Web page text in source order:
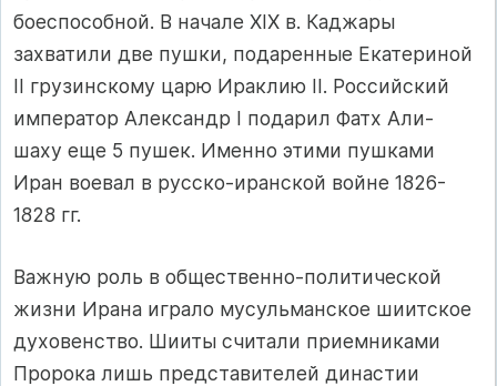
боеспособной. В начале XIX в. Каджары
захватили две пушки, подаренные Екатериной
II грузинскому царю Ираклию II. Российский
император Александр I подарил Фатх Али-
шаху еще 5 пушек. Именно этими пушками
Иран воевал в русско-иранской войне 1826-
1828 гг.
Важную роль в общественно-политической
жизни Ирана играло мусульманское шиитское
духовенство. Шииты считали приемниками
Пророка лишь представителей династии